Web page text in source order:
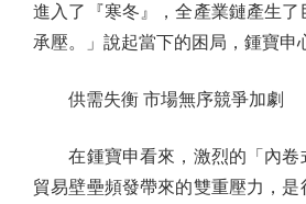
進入了『寒冬』，全產業鏈產生
承壓。」說起當下的困局，鍾寶申
供需失衡 市場無序競爭加劇
在鍾寶申看來，激烈的「內卷
貿易壁壘頻發帶來的雙重壓力，是